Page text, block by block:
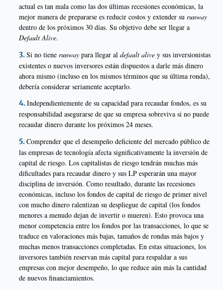
actual es tan mala como las dos últimas recesiones económicas, la
mejor manera de prepararse es reducir costos y extender su runway
dentro de los próximos 30 días. Su objetivo debe ser llegar a
Default Alive.
Si no tiene runwaypara llegar al default alive y sus inversionistas
existentes o nuevos inversores están dispuestos a darle más dinero
ahora mismo (incluso en los mismos términos que su última ronda),
debería considerar seriamente aceptarlo.
Independientemente de su capacidad para recaudar fondos, es su
responsabilidad asegurarse de que su empresa sobreviva si no puede
recaudar dinero durante los próximos 24 meses.
Comprender que el desempeño deficiente del mercado público de
las empresas de tecnología afecta significativamente la inversión de
capital de riesgo. Los capitalistas de riesgo tendrán muchas más
dificultades para recaudar dinero y sus LP esperarán una mayor
disciplina de inversión. Como resultado, durante las recesiones
económicas, incluso los fondos de capital de riesgo de primer nivel
con mucho dinero ralentizan su despliegue de capital (los fondos
menores a menudo dejan de invertir o mueren). Esto provoca una
menor competencia entre los fondos por las transacciones, lo que se
traduce en valoraciones más bajas, tamaños de rondas más bajos y
muchas menos transacciones completadas. En estas situaciones, los
inversores también reservan más capital para respaldar a sus
empresas con mejor desempeño, lo que reduce aún más la cantidad
de nuevos financiamientos.